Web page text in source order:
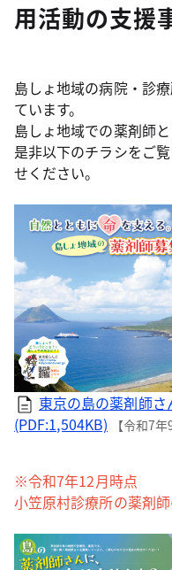
用活動の支援
島しょ地域の病院・診
ています。
島しょ地域での薬剤師
是非以下のチラシをご
せください。
東京の島の薬剤師
(PDF:1,504KB)
【令和7年
※令和7年12月時点
小笠原村診療所の薬剤